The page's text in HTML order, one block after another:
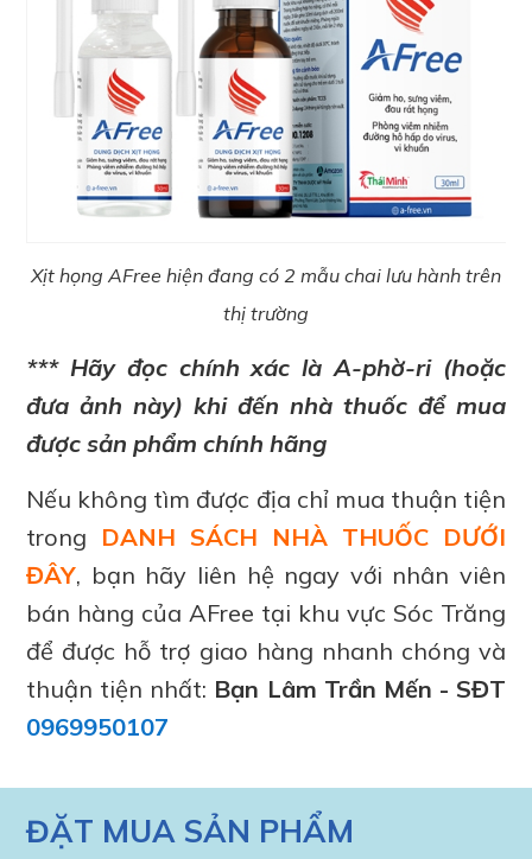
Xịt họng AFree hiện đang có 2 mẫu chai lưu hành trên
thị trường
*** Hãy đọc chính xác là A-phờ-ri (hoặc
đưa ảnh này) khi đến nhà thuốc để mua
được sản phẩm chính hãng
Nếu không tìm được địa chỉ mua thuận tiện
trong DANH SÁCH NHÀ THUỐC DƯỚI
ĐÂY, bạn hãy liên hệ ngay với nhân viên
bán hàng của AFree tại khu vực Sóc Trăng
để được hỗ trợ giao hàng nhanh chóng và
thuận tiện nhất: Bạn Lâm Trần Mến - SĐT
0969950107
ĐẶT MUA SẢN PHẨM